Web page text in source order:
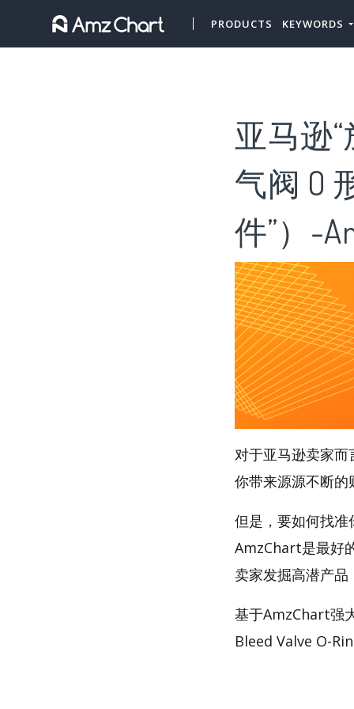
PRODUCTS KEYWORDS
亚马逊
气阀 O
件”）-
对于亚马逊卖家
你带来源源不断的
但是，要如何找准
AmzChart是最好
卖家发掘高潜产
基于AmzChart强
Bleed Valve O-